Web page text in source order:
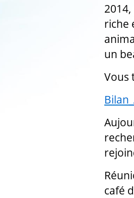
riche
un
Vous
café